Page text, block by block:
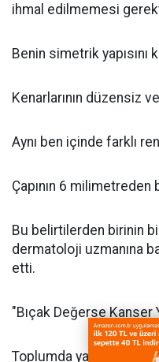
ihmal edilmemesi
Benin simetrik yapısını
Kenarlarının düzensiz
Aynı ben içinde farklı
Çapının 6 milimetreden
Bu belirtilerden birinin
dermatoloji uzmanına
etti.
"Bıçak Değerse Kanser
Toplumda yaygın olan